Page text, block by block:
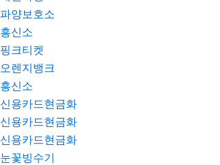
파양보호소
흥신소
핑크티켓
오렌지뱅크
흥신소
신용카드현금화
신용카드현금화
신용카드현금화
눈꽃빙수기